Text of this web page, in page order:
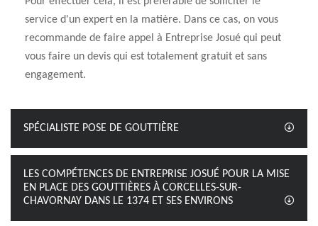
service d'un expert en la matière. Dans ce cas, on vous
recommande de faire appel à Entreprise Josué qui peut
vous faire un devis qui est totalement gratuit et sans
engagement.
SPÉCIALISTE POSE DE GOUTTIÈRE
LES COMPÉTENCES DE ENTREPRISE JOSUÉ POUR LA MISE
EN PLACE DES GOUTTIÈRES À CORCELLES-SUR-
CHAVORNAY DANS LE 1374 ET SES ENVIRONS